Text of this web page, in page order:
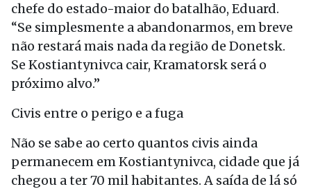
chefe do estado-maior do batalhão, Eduard.
“Se simplesmente a abandonarmos, em breve
não restará mais nada da região de Donetsk.
Se Kostiantynivca cair, Kramatorsk será o
próximo alvo.”
Civis entre o perigo e a fuga
Não se sabe ao certo quantos civis ainda
permanecem em Kostiantynivca, cidade que já
chegou a ter 70 mil habitantes. A saída de lá só